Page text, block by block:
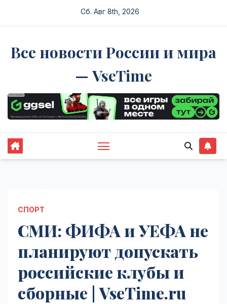
Сб. Авг 8th, 2026
Все новости России и мира
— VseTime
СПОРТ
СМИ: ФИФА и УЕФА не
планируют допускать
российские клубы и
сборные | VseTime.ru